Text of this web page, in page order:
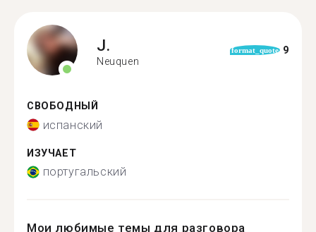
J.
Neuquen
format_quote 9
СВОБОДНЫЙ
испанский
ИЗУЧАЕТ
португальский
Мои любимые темы для разговора